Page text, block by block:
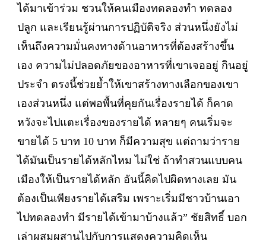
ได้มาเข้าร่วม ชวนให้คนเมืองทดลองทำ ทดลอง
ปลูก และเรียนรู้ผ่านการปฏิบัติจริง ส่วนหนึ่งยังไม่
เห็นถึงความมั่นคงทางด้านอาหารที่ต้องสร้างขึ้น
เอง ความไม่ปลอดภัยของอาหารที่เขาเจออยู่ กินอยู่
ประจำ ตรงนี้ช่วยย้ำให้เขาสร้างทางเลือกของเขา
เองส่วนหนึ่ง แต่พอพื้นที่คุยกันเรื่องรายได้ ก็คาด
หวังจะไปแตะเรื่องของรายได้ หลายๆ คนเริ่มจะ
ขายได้ 5 บาท 10 บาท ก็มีความสุข แต่ถามว่าราย
ได้มันเป็นรายได้หลักไหม ไม่ใช่ ถ้าทำสวนแบบคน
เมืองให้เป็นรายได้หลัก อันนี้คิดไปผิดทางเลย มัน
ต้องเป็นเพียงรายได้เสริม เพราะเริ่มมีชาวบ้านเอา
ไปทดลองทำ มีรายได้เข้ามาบ้างแล้ว” ชัยสิทธิ์ บอก
เล่าผสมผสานไปกับการแสดงความคิดเห็น